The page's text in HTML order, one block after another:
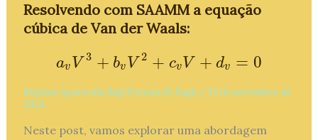
Resolvendo com SAAMM a equação
cúbica de Van der Waals:
av V 3 + bv V 2 + cv V + dv = 0
a vV 3+bvV 2+ cvV+ dv =0
Regiane Aparecida Ragi Pereira (R. Ragi) / 23 de novembro de
2024
Neste post, vamos explorar uma abordagem